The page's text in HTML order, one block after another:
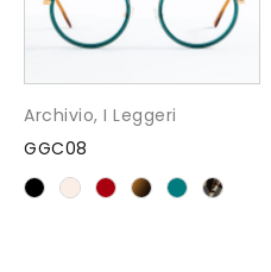
Archivio, I Leggeri
GGC08